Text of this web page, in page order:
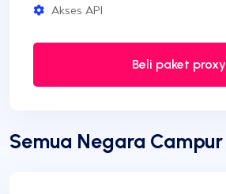
Akses API
Beli paket proxy
Semua Negara Campur